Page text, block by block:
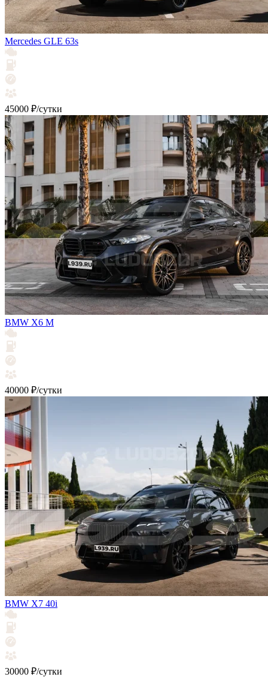
Mercedes GLE 63s
45000 ₽/сутки
BMW X6 M
40000 ₽/сутки
BMW X7 40i
30000 ₽/сутки